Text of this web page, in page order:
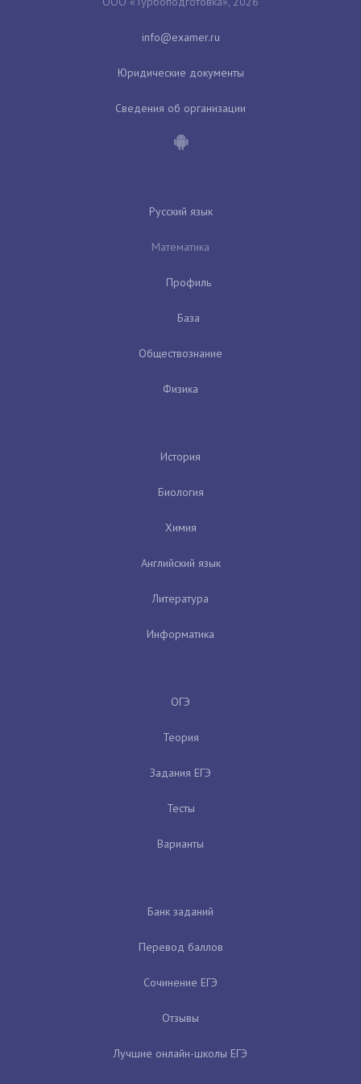
Юридические документы
Сведения об организации
Русский язык
Математика
Профиль
База
Обществознание
Физика
История
Биология
Химия
Английский язык
Литература
Информатика
ОГЭ
Теория
Задания ЕГЭ
Тесты
Варианты
Банк заданий
Перевод баллов
Сочинение ЕГЭ
Отзывы
Лучшие онлайн-школы ЕГЭ